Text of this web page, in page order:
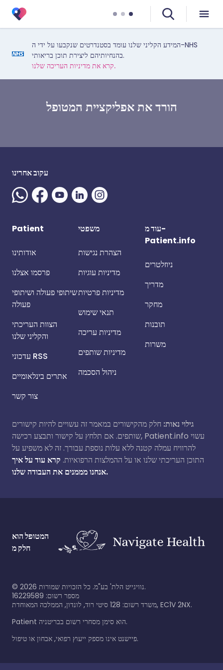
המידע הקליני שלנו עומד בסטנדרטים שנקבעו על ידי ה-NHS
בהנחיותיהם ליצירת תוכן בריאותי.
קרא את מדיניות העריכה שלנו.
הורד את אפליקציית המטופל
עקוב אחרינו
Patient
אודותינו
פרסמו אצלנו
שיתופי פעולה ושיתופי
פעולה
הצוות העריכתי
והקליני שלנו
עדכוני RSS
אתרים בינלאומיים
צור קשר
משפטי
הצהרת נגישות
מדיניות עוגיות
מדיניות פרטיות
תנאי שימוש
מדיניות עריכה
מדיניות שותפים
ניהול הסכמה
עוד מ-
Patient.info
ניוזלטרים
מדריך
מחקר
תובנות
משרות
גילוי נאות: חלק מהקישורים במאמר זה עשויים להיות קישורים
שותפים. אם תלחץ על קישור ותבצע רכישה, Patient.info עשוי
להרוויח עמלה קטנה ללא עלות נוספת עבורך. זה לא משפיע על
התוכן העריכתי שלנו או על ההמלצות הרפואיות. קרא עוד על איך
אנחנו מממנים את העבודה שלנו.
המטופל הוא
חלק מ
© 2026
נוויגייט הלת' בע"מ. כל הזכויות שמורות.
מספר רשום: 16229589
משרד רשום: 128 סיטי רוד, לונדון, הממלכה המאוחדת, EC1V 2NX.
Patient הוא סימן מסחרי רשום בבריטניה.
פיישנט אינו מספק ייעוץ רפואי, אבחון או טיפול.